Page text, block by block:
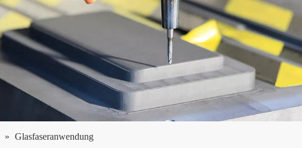
» Glasfaseranwendung